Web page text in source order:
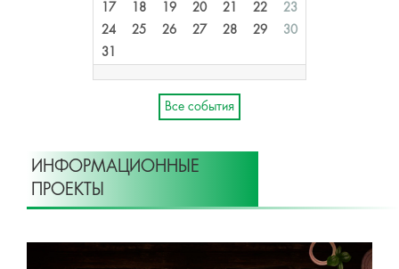
17
18 19 20 21 22
23
24
25 26 27 28 29
30
31
Все события
ИНФОРМАЦИОННЫЕ
ПРОЕКТЫ